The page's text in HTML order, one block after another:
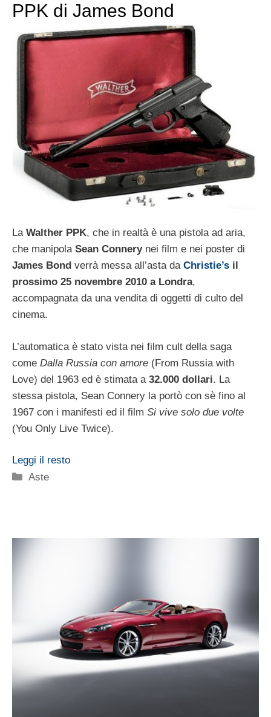
PPK di James Bond
La Walther PPK, che in realtà è una pistola ad aria,
che manipola Sean Connerynei film e nei poster di
James Bond verrà messa all’asta da Christie’s il
prossimo 25 novembre 2010 a Londra,
accompagnata da una vendita di oggetti di culto del
cinema.
L’automatica è stato vista nei film cult della saga
come Dalla Russia con amore (From Russia with
Love) del 1963 ed è stimata a 32.000 dollari. La
stessa pistola, Sean Connery la portò con sè fino al
1967 con i manifesti ed il film Si vive solo due volte
(You Only Live Twice).
Leggi il resto
Categorie
Aste